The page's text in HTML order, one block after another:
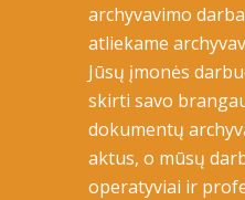
archyvavimo
atliekame
Jūsų įmonės
skirti savo
dokumentų
aktus, o mūsų
operatyviai ir